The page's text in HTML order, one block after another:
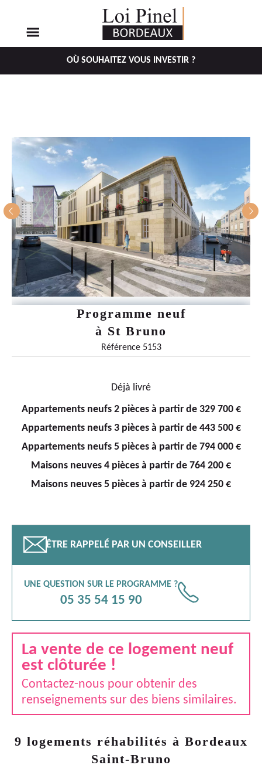
Aller
Aller
OÙ SOUHAITEZ VOUS INVESTIR ?
Programme neuf
à St Bruno
Référence 5153
Déjà livré
Appartements neufs 2 pièces à partir de 329 700 €
Appartements neufs 3 pièces à partir de 443 500 €
Appartements neufs 5 pièces à partir de 794 000 €
Maisons neuves 4 pièces à partir de 764 200 €
Maisons neuves 5 pièces à partir de 924 250 €
📧 ÊTRE RAPPELÉ PAR UN CONSEILLER
UNE QUESTION SUR LE PROGRAMME ?
05 35 54 15 90 📞
La vente de ce logement neuf
est clôturée !
Contactez-nous pour obtenir des
renseignements sur des biens similaires.
9 logements réhabilités à Bordeaux
Saint-Bruno